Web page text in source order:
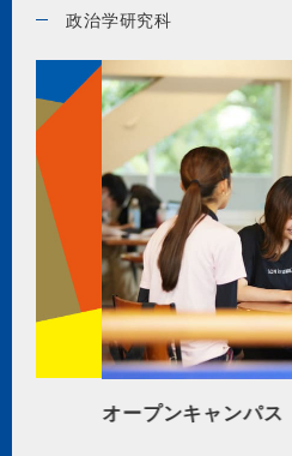
政治学研究科
オープンキャンパス